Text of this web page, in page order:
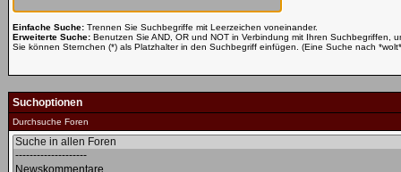
Einfache Suche: Trennen Sie Suchbegriffe mit Leerzeichen voneinander.
Erweiterte Suche: Benutzen Sie AND, OR und NOT in Verbindung mit Ihren Suchbegriffen,
Sie können Sternchen (*) als Platzhalter in den Suchbegriff einfügen. (Eine Suche nach
Suchoptionen
Durchsuche Foren